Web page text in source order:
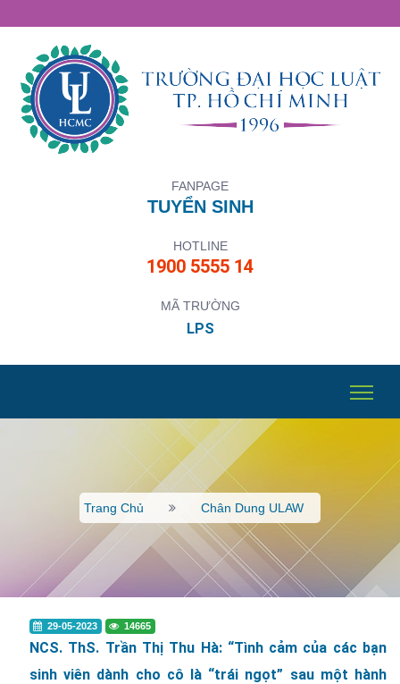
FANPAGE
TUYỂN SINH
HOTLINE
1900 5555 14
MÃ TRƯỜNG
LPS
Trang Chủ Chân Dung ULAW
29-05-2023 14665
NCS. ThS. Trần Thị Thu Hà: “Tình cảm của các bạn
sinh viên dành cho cô là “trái ngọt” sau một hành